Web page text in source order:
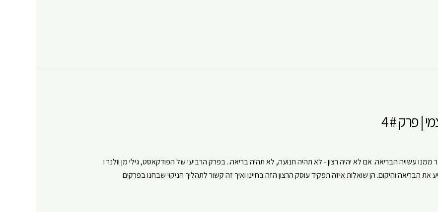
| פרק # 4
עשויה הבריאה. אם לא יהיה רצון - לא תהיה תנועה, לא תהיה בריאה.. בפרק הרביעי של הפודקאסט, גילי מן וולנר ו
הבריאה והיקום. הן שואלות איזה תפקיד עוסק הרצון הזה בחיינו ואיך זה קשור לתהליך הניקוי שבחנו בפרקים